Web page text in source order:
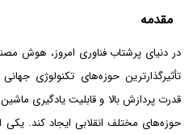
مقدمه
در دنیای پرشتاب فناوری امروز، هوش
تأثیرگذارترین حوزه‌های تکنولوژی
قدرت پردازش بالا و قابلیت یادگیری
حوزه‌های مختلف انقلابی ایجاد کند. یکی